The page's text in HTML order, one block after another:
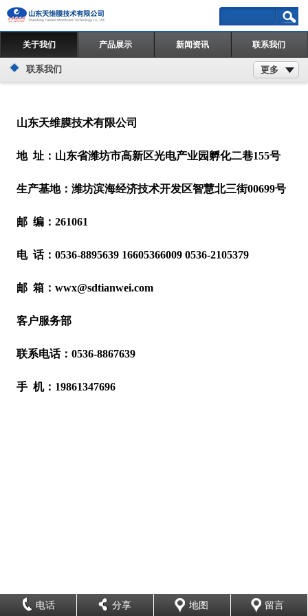
关于我们 产品展示 新闻资讯 联系我们
联系我们 更多
山东天维膜技术有限公司
地 址：山东省潍坊市高新区光电产业园孵化二巷155号
生产基地：潍坊滨海经济技术开发区智慧北三街00699号
邮 编：261061
电 话：0536-8895639 16605366009 0536-2105379
邮 箱：wwx@sdtianwei.com
客户服务部
联系电话：0536-8867639
手 机：19861347696
电话 分享 地图 留言